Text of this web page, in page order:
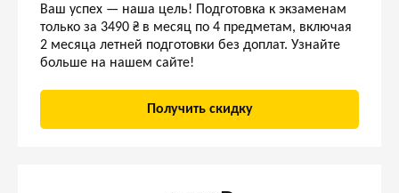
Ваш успех — наша цель! Подготовка к экзаменам
только за 3490 ₴ в месяц по 4 предметам, включая
2 месяца летней подготовки без доплат. Узнайте
больше на нашем сайте!
Получить скидку